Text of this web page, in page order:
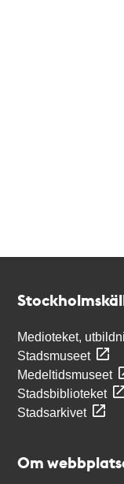
Medioteket,
Stadsmuseet
Medeltidsmuseet
Stadsbiblioteket
Stadsarkivet
Om